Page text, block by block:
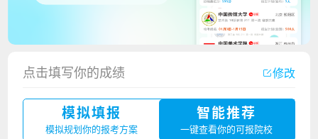
点击填写你的成绩 修改
模拟填报
模拟规划你的报考方案
智能推荐
一键查看你的可报院校
广州华立科技职业学院2023年夏季高考招生简章